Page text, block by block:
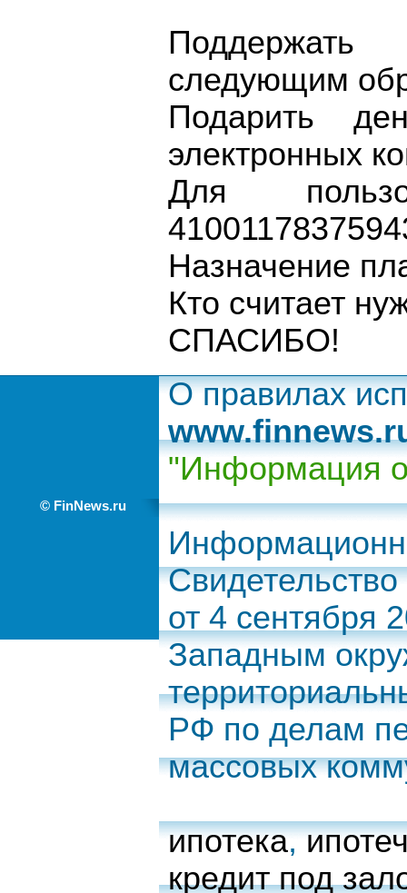
следующим
Подарить
электронных
Для
Назначение
Кто считает
СПАСИБО!
© FinNews.ru
О правилах
"Информация
от 4 сентября
Западным
РФ по делам
массовых
ипотека,
кредит под